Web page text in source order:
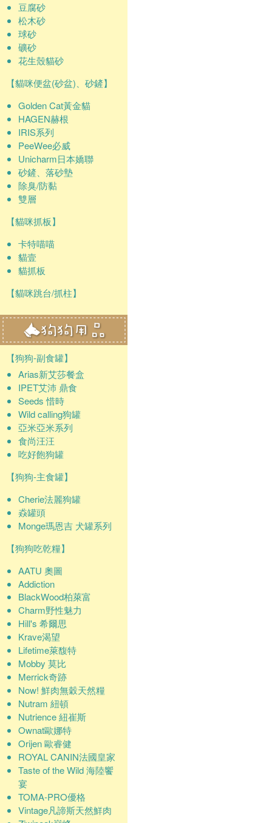
豆腐砂
松木砂
球砂
礦砂
花生殼貓砂
【貓咪便盆(砂盆)、砂鏟】
Golden Cat黃金貓
HAGEN赫根
IRIS系列
PeeWee必威
Unicharm日本嬌聯
砂鏟、落砂墊
除臭/防黏
雙層
【貓咪抓板】
卡特喵喵
貓壹
貓抓板
【貓咪跳台/抓柱】
【狗狗-副食罐】
Arias新艾莎餐盒
IPET艾沛 鼎食
Seeds 惜時
Wild calling狗罐
亞米亞米系列
食尚汪汪
吃好飽狗罐
【狗狗-主食罐】
Cherie法麗狗罐
猋罐頭
Monge瑪恩吉 犬罐系列
【狗狗吃乾糧】
AATU 奧圖
Addiction
BlackWood柏萊富
Charm野性魅力
Hill's 希爾思
Krave渴望
Lifetime萊馥特
Mobby 莫比
Merrick奇跡
Now! 鮮肉無穀天然糧
Nutram 紐頓
Nutrience 紐崔斯
Ownat歐娜特
Orijen 歐睿健
ROYAL CANIN法國皇家
Taste of the Wild 海陸饗
宴
TOMA-PRO優格
Vintage凡諦斯天然鮮肉